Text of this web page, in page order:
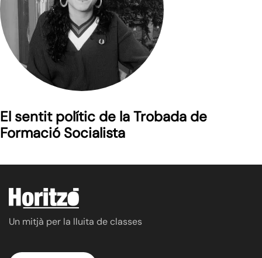
El sentit polític de la Trobada de
Formació Socialista
Un mitjà per la lluita de classes